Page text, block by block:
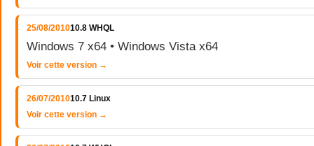
25/08/201010.8 WHQL
Windows 7 x64 • Windows Vista x64
Voir cette version →
26/07/201010.7 Linux
Voir cette version →